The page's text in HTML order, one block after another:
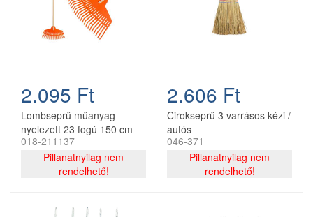
2.095 Ft
Lombseprű műanyag
nyelezett 23 fogú 150 cm
egyenes narancssárga
R132 ST
018-211137
Pillanatnyilag nem
rendelhető!
2.606 Ft
Cirokseprű 3 varrásos kézi /
autós
046-371
Pillanatnyilag nem
rendelhető!